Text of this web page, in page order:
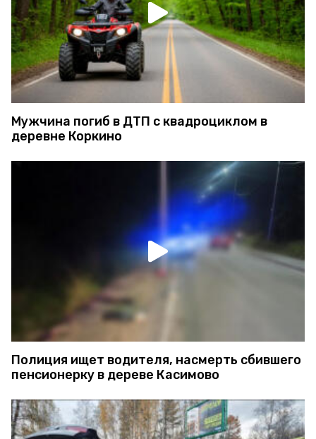
Мужчина погиб в ДТП с квадроциклом в
деревне Коркино
Полиция ищет водителя, насмерть сбившего
пенсионерку в дереве Касимово